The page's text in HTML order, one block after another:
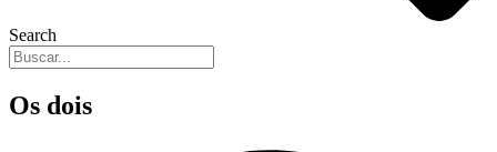
Search
Os dois